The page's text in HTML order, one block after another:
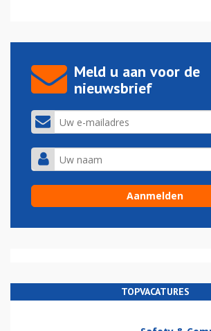
Meld u aan voor de
nieuwsbrief
TOPVACATURES